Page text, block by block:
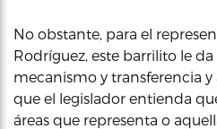
No obstante, para el
Rodríguez, este barrilito le
mecanismo y transferencia
que el legislador entienda
áreas que representa o